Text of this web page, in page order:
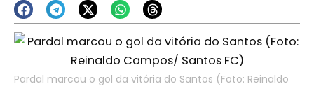
Pardal marcou o gol da vitória do Santos (Foto: Reinaldo